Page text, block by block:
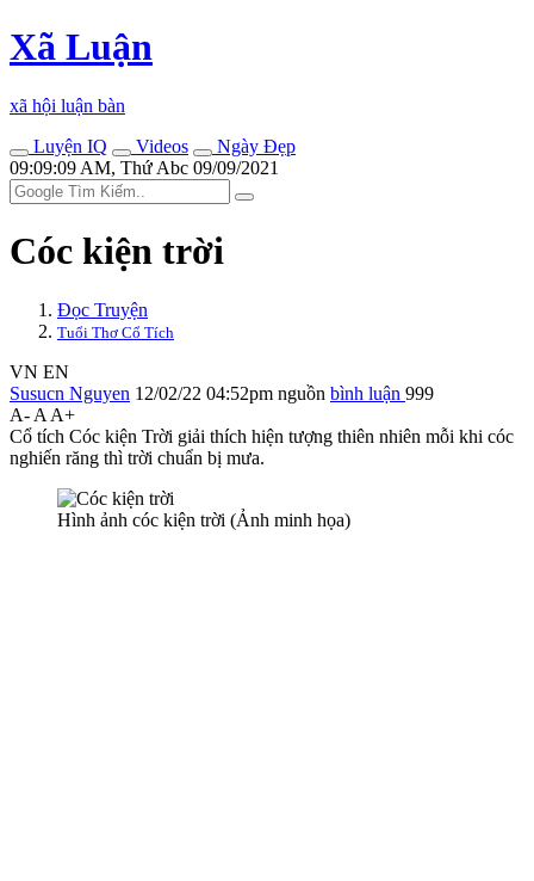
Xã Luận
xã hội luận bàn
Luyện IQ
Videos
Ngày Đẹp
09:09:09 AM, Thứ Abc 09/09/2021
Cóc kiện trời
Đọc Truyện
Tuổi Thơ Cổ Tích
VN EN
Susucn Nguyen 12/02/22 04:52pm nguồn bình luận 999
A- A A+
Cổ tích Cóc kiện Trời giải thích hiện tượng thiên nhiên mỗi khi cóc
nghiến răng thì trời chuẩn bị mưa.
Hình ảnh cóc kiện trời (Ảnh minh họa)